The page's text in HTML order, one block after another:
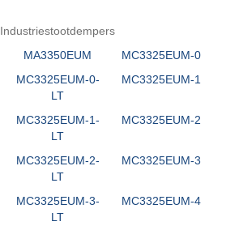
Industriestootdempers
MA3350EUM
MC3325EUM-0
MC3325EUM-0-
LT
MC3325EUM-1
MC3325EUM-1-
LT
MC3325EUM-2
MC3325EUM-2-
LT
MC3325EUM-3
MC3325EUM-3-
LT
MC3325EUM-4